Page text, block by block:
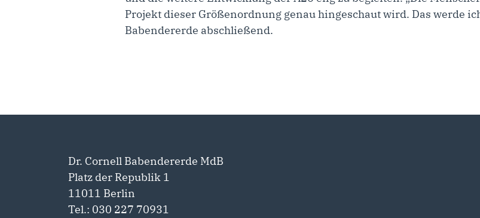
Projekt dieser Größenordnung genau hingeschaut wird. Das werde
Babendererde abschließend.
Dr. Cornell Babendererde MdB
Platz der Republik 1
11011 Berlin
Tel.: 030 227 70931